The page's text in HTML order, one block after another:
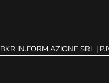
BKR IN.FORM.AZIONE SRL |